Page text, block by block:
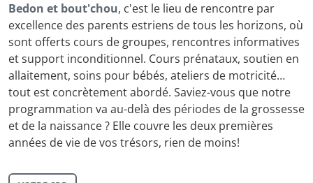
Bedon et bout'chou, c'est le lieu de rencontre par
excellence des parents estriens de tous les horizons, où
sont offerts cours de groupes, rencontres informatives
et support inconditionnel. Cours prénataux, soutien en
allaitement, soins pour bébés, ateliers de motricité…
tout est concrètement abordé. Saviez-vous que notre
programmation va au-delà des périodes de la grossesse
et de la naissance ? Elle couvre les deux premières
années de vie de vos trésors, rien de moins!